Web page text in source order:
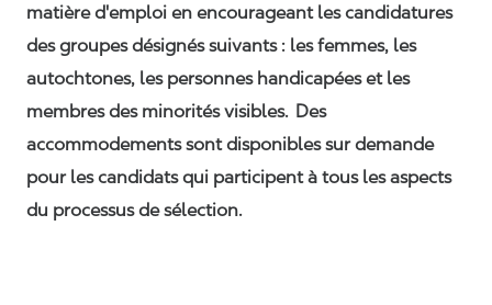
matière d'emploi en encourageant les candidatures
des groupes désignés suivants : les femmes, les
autochtones, les personnes handicapées et les
membres des minorités visibles. Des
accommodements sont disponibles sur demande
pour les candidats qui participent à tous les aspects
du processus de sélection.